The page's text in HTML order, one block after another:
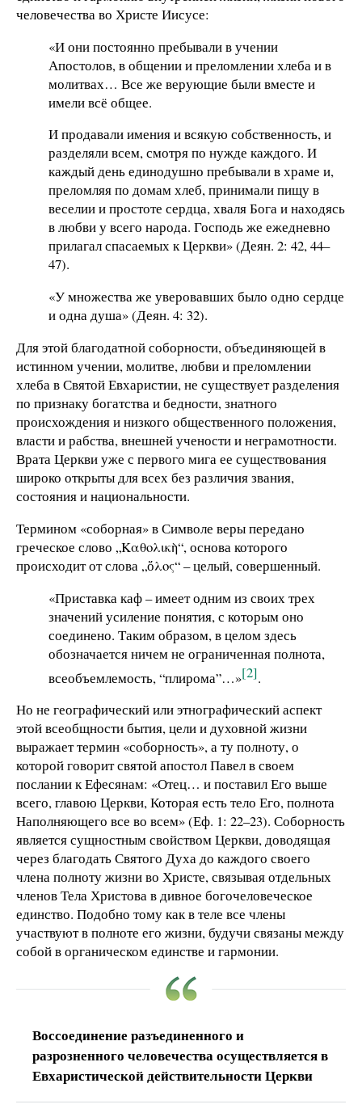
человечества во Христе Иисусе:
«И они постоянно пребывали в учении
Апостолов, в общении и преломлении хлеба и в
молитвах… Все же верующие были вместе и
имели всё общее.
И продавали имения и всякую собственность, и
разделяли всем, смотря по нужде каждого. И
каждый день единодушно пребывали в храме и,
преломляя по домам хлеб, принимали пищу в
веселии и простоте сердца, хваля Бога и находясь
в любви у всего народа. Господь же ежедневно
прилагал спасаемых к Церкви» (Деян. 2: 42, 44–
47).
«У множества же уверовавших было одно сердце
и одна душа» (Деян. 4: 32).
Для этой благодатной соборности, объединяющей в
истинном учении, молитве, любви и преломлении
хлеба в Святой Евхаристии, не существует разделения
по признаку богатства и бедности, знатного
происхождения и низкого общественного положения,
власти и рабства, внешней учености и неграмотности.
Врата Церкви уже с первого мига ее существования
широко открыты для всех без различия звания,
состояния и национальности.
Термином «соборная» в Символе веры передано
греческое слово „Καθολικὴ“, основа которого
происходит от слова „ὅλος“ – целый, совершенный.
«Приставка каф – имеет одним из своих трех
значений усиление понятия, с которым оно
соединено. Таким образом, в целом здесь
обозначается ничем не ограниченная полнота,
всеобъемлемость, “плирома”…»[2].
Но не географический или этнографический аспект
этой всеобщности бытия, цели и духовной жизни
выражает термин «соборность», а ту полноту, о
которой говорит святой апостол Павел в своем
послании к Ефесянам: «Отец… и поставил Его выше
всего, главою Церкви, Которая есть тело Его, полнота
Наполняющего все во всем» (Еф. 1: 22–23). Соборность
является сущностным свойством Церкви, доводящая
через благодать Святого Духа до каждого своего
члена полноту жизни во Христе, связывая отдельных
членов Тела Христова в дивное богочеловеческое
единство. Подобно тому как в теле все члены
участвуют в полноте его жизни, будучи связаны между
собой в органическом единстве и гармонии.
Воссоединение разъединенного и
разрозненного человечества осуществляется в
Евхаристической действительности Церкви